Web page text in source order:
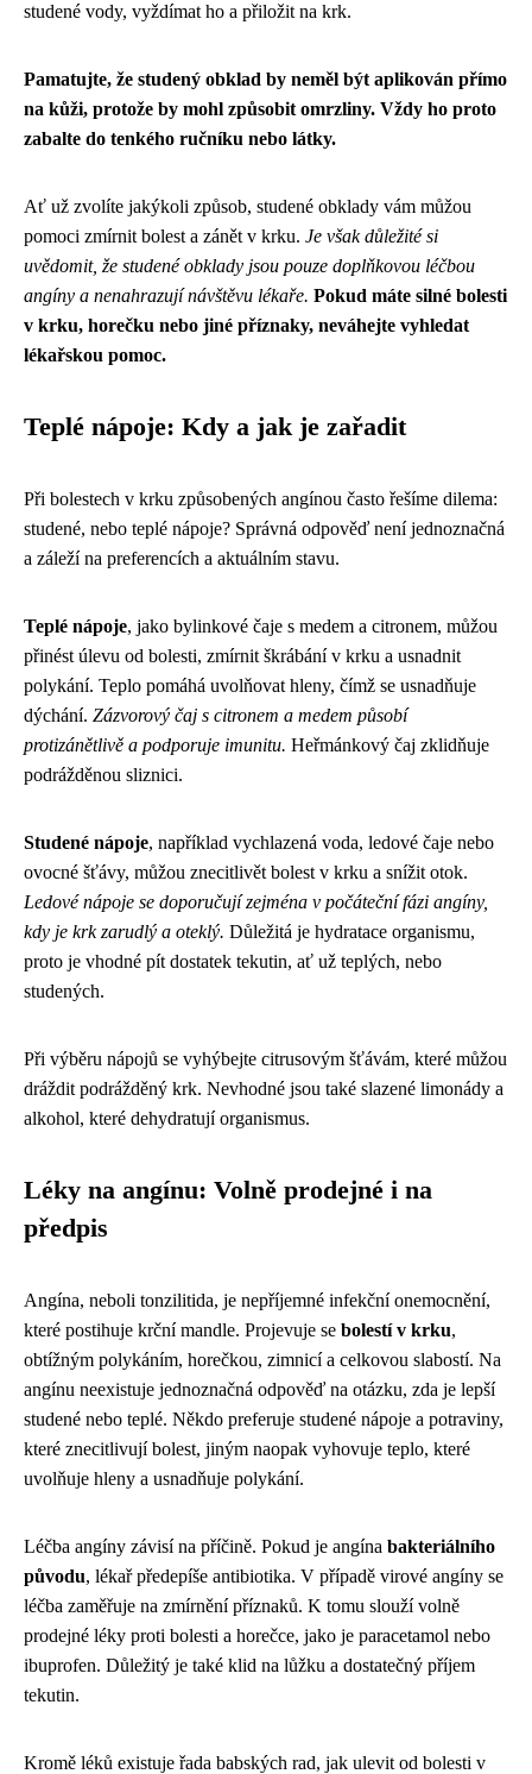
studené vody, vyždímat ho a přiložit na krk.
Pamatujte, že studený obklad by neměl být aplikován přímo
na kůži, protože by mohl způsobit omrzliny. Vždy ho proto
zabalte do tenkého ručníku nebo látky.
Ať už zvolíte jakýkoli způsob, studené obklady vám můžou
pomoci zmírnit bolest a zánět v krku. Je však důležité si
uvědomit, že studené obklady jsou pouze doplňkovou léčbou
angíny a nenahrazují návštěvu lékaře. Pokud máte silné bolesti
v krku, horečku nebo jiné příznaky, neváhejte vyhledat
lékařskou pomoc.
Teplé nápoje: Kdy a jak je zařadit
Při bolestech v krku způsobených angínou často řešíme dilema:
studené, nebo teplé nápoje? Správná odpověď není jednoznačná
a záleží na preferencích a aktuálním stavu.
Teplé nápoje, jako bylinkové čaje s medem a citronem, můžou
přinést úlevu od bolesti, zmírnit škrábání v krku a usnadnit
polykání. Teplo pomáhá uvolňovat hleny, čímž se usnadňuje
dýchání. Zázvorový čaj s citronem a medem působí
protizánětlivě a podporuje imunitu. Heřmánkový čaj zklidňuje
podrážděnou sliznici.
Studené nápoje, například vychlazená voda, ledové čaje nebo
ovocné šťávy, můžou znecitlivět bolest v krku a snížit otok.
Ledové nápoje se doporučují zejména v počáteční fázi angíny,
kdy je krk zarudlý a oteklý. Důležitá je hydratace organismu,
proto je vhodné pít dostatek tekutin, ať už teplých, nebo
studených.
Při výběru nápojů se vyhýbejte citrusovým šťávám, které můžou
dráždit podrážděný krk. Nevhodné jsou také slazené limonády a
alkohol, které dehydratují organismus.
Léky na angínu: Volně prodejné i na
předpis
Angína, neboli tonzilitida, je nepříjemné infekční onemocnění,
které postihuje krční mandle. Projevuje se bolestí v krku,
obtížným polykáním, horečkou, zimnicí a celkovou slabostí. Na
angínu neexistuje jednoznačná odpověď na otázku, zda je lepší
studené nebo teplé. Někdo preferuje studené nápoje a potraviny,
které znecitlivují bolest, jiným naopak vyhovuje teplo, které
uvolňuje hleny a usnadňuje polykání.
Léčba angíny závisí na příčině. Pokud je angína bakteriálního
původu, lékař předepíše antibiotika. V případě virové angíny se
léčba zaměřuje na zmírnění příznaků. K tomu slouží volně
prodejné léky proti bolesti a horečce, jako je paracetamol nebo
ibuprofen. Důležitý je také klid na lůžku a dostatečný příjem
tekutin.
Kromě léků existuje řada babských rad, jak ulevit od bolesti v